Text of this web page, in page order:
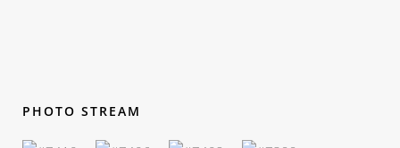
PHOTO STREAM